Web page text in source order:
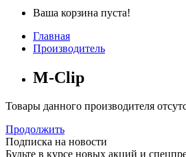
Ваша корзина пуста!
Главная
Производитель
M-Clip
Товары данного производителя
Продолжить
Подписка на новости
Будьте в курсе новых акций и